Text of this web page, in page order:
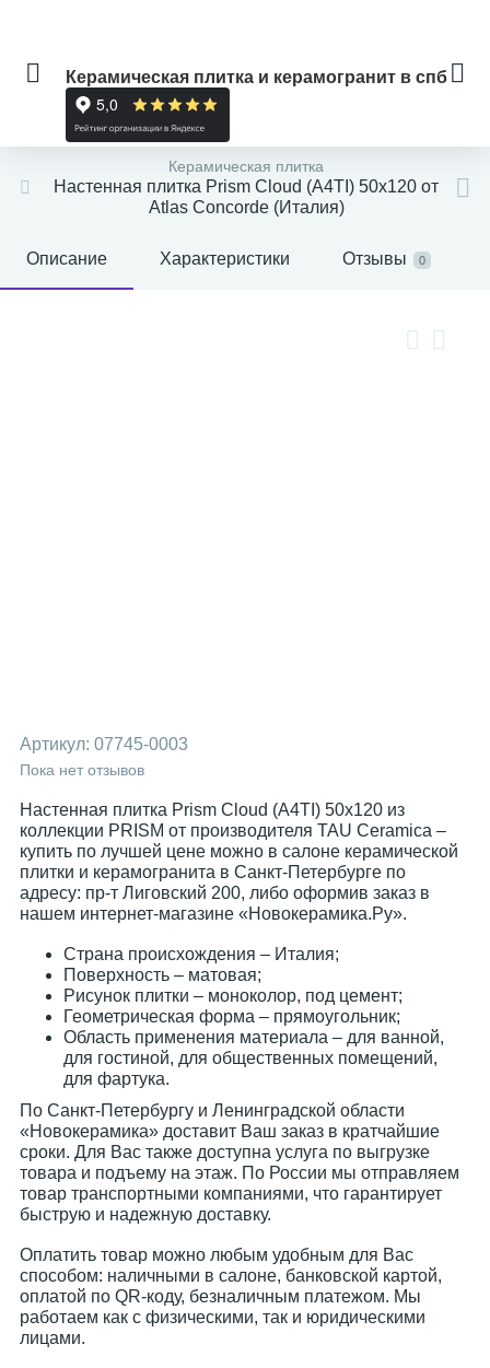
Керамическая плитка и керамогранит в спб
Керамическая плитка
Настенная плитка Prism Cloud (A4TI) 50x120 от
Atlas Concorde (Италия)
Описание Характеристики Отзывы 0
Артикул: 07745-0003
Пока нет отзывов
Настенная плитка Prism Cloud (A4TI) 50x120 из
коллекции PRISM от производителя TAU Ceramica –
купить по лучшей цене можно в салоне керамической
плитки и керамогранита в Санкт-Петербурге по
адресу: пр-т Лиговский 200, либо оформив заказ в
нашем интернет-магазине «Новокерамика.Ру».
Страна происхождения – Италия;
Поверхность – матовая;
Рисунок плитки – моноколор, под цемент;
Геометрическая форма – прямоугольник;
Область применения материала – для ванной,
для гостиной, для общественных помещений,
для фартука.
По Санкт-Петербургу и Ленинградской области
«Новокерамика» доставит Ваш заказ в кратчайшие
сроки. Для Вас также доступна услуга по выгрузке
товара и подъему на этаж. По России мы отправляем
товар транспортными компаниями, что гарантирует
быструю и надежную доставку.
Оплатить товар можно любым удобным для Вас
способом: наличными в салоне, банковской картой,
оплатой по QR-коду, безналичным платежом. Мы
работаем как с физическими, так и юридическими
лицами.